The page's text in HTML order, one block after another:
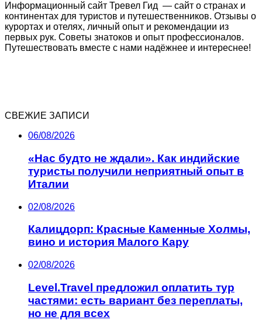
Информационный сайт Тревел Гид — сайт о странах и
континентах для туристов и путешественников. Отзывы о
курортах и отелях, личный опыт и рекомендации из
первых рук. Советы знатоков и опыт профессионалов.
Путешествовать вместе с нами надёжнее и интереснее!
СВЕЖИЕ ЗАПИСИ
06/08/2026
«Нас будто не ждали». Как индийские
туристы получили неприятный опыт в
Италии
02/08/2026
Калицдорп: Красные Каменные Холмы,
вино и история Малого Кару
02/08/2026
Level.Travel предложил оплатить тур
частями: есть вариант без переплаты,
но не для всех